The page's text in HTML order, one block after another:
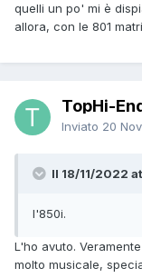
quelli un po' mi è
allora, con le 801
TopHi-
Inviato 20
Il 18/11/2022
l'850i.
L'ho avuto.
molto musicale,